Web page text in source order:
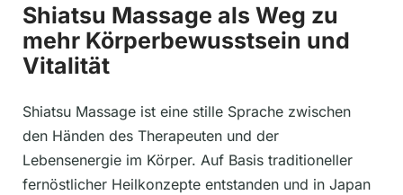
Shiatsu Massage als Weg zu
mehr Körperbewusstsein und
Vitalität
Shiatsu Massage ist eine stille Sprache zwischen
den Händen des Therapeuten und der
Lebensenergie im Körper. Auf Basis traditioneller
fernöstlicher Heilkonzepte entstanden und in Japan